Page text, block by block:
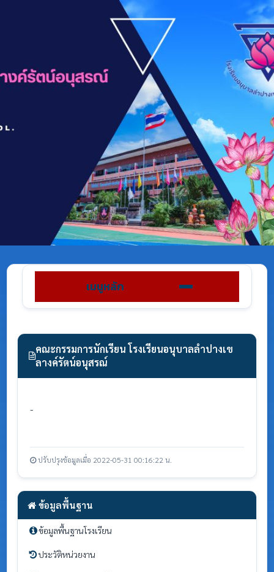
เมนูหลัก
ข้อมูลพื้นฐาน
ข้อมูลพื้นฐานโรงเรียน
ประวัติหน่วยงาน
คณะกรรมการนักเรียน โรงเรียนอนุบาลลำปางเข
ลางค์รัตน์อนุสรณ์
-
ปรับปรุงข้อมูลเมื่อ 2022-05-31 00:16:22 น.